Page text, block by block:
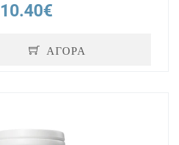
10.40€
ΑΓΟΡΑ